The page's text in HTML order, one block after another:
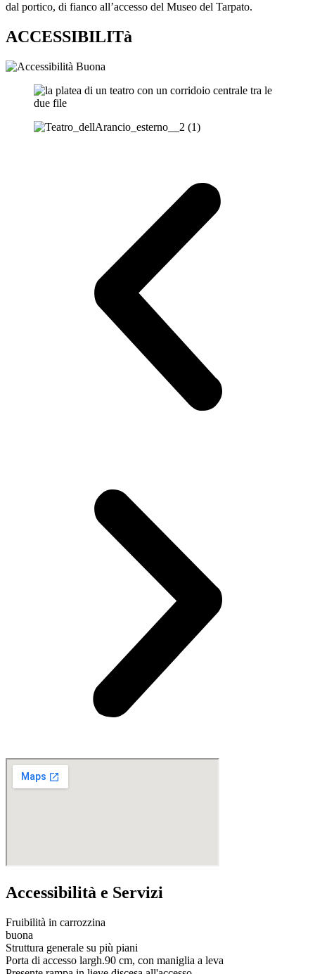
dal portico, di fianco all’accesso del Museo del Tarpato.
ACCESSIBILITà
Accessibilità e Servizi
Fruibilità in carrozzina
buona
Struttura generale su più piani
Porta di accesso largh.90 cm, con maniglia a leva